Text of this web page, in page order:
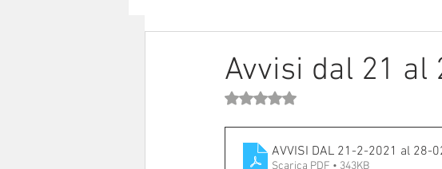
Avvisi dal 21 al
Valutazione NaN stelle su 5.
AVVISI DAL 21-2-2021 al
Scarica PDF • 343KB